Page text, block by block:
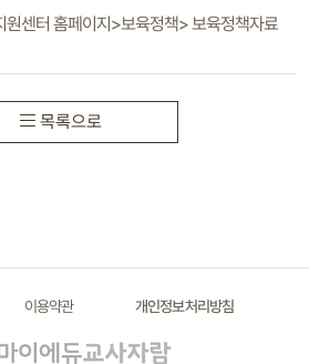
원센터 홈페이지>보육정책> 보육정책자료
목록으로
이용약관 개인정보처리방침